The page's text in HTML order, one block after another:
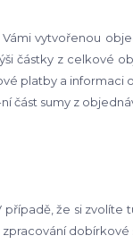
vytvořenou
částky z celkové
platby a informaci
část sumy z
že si
dobírkové